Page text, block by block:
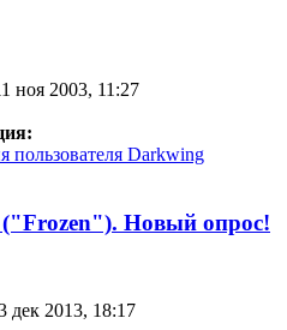
ноя 2003, 11:27
пользователя Darkwing
("Frozen"). Новый опрос!
дек 2013, 18:17